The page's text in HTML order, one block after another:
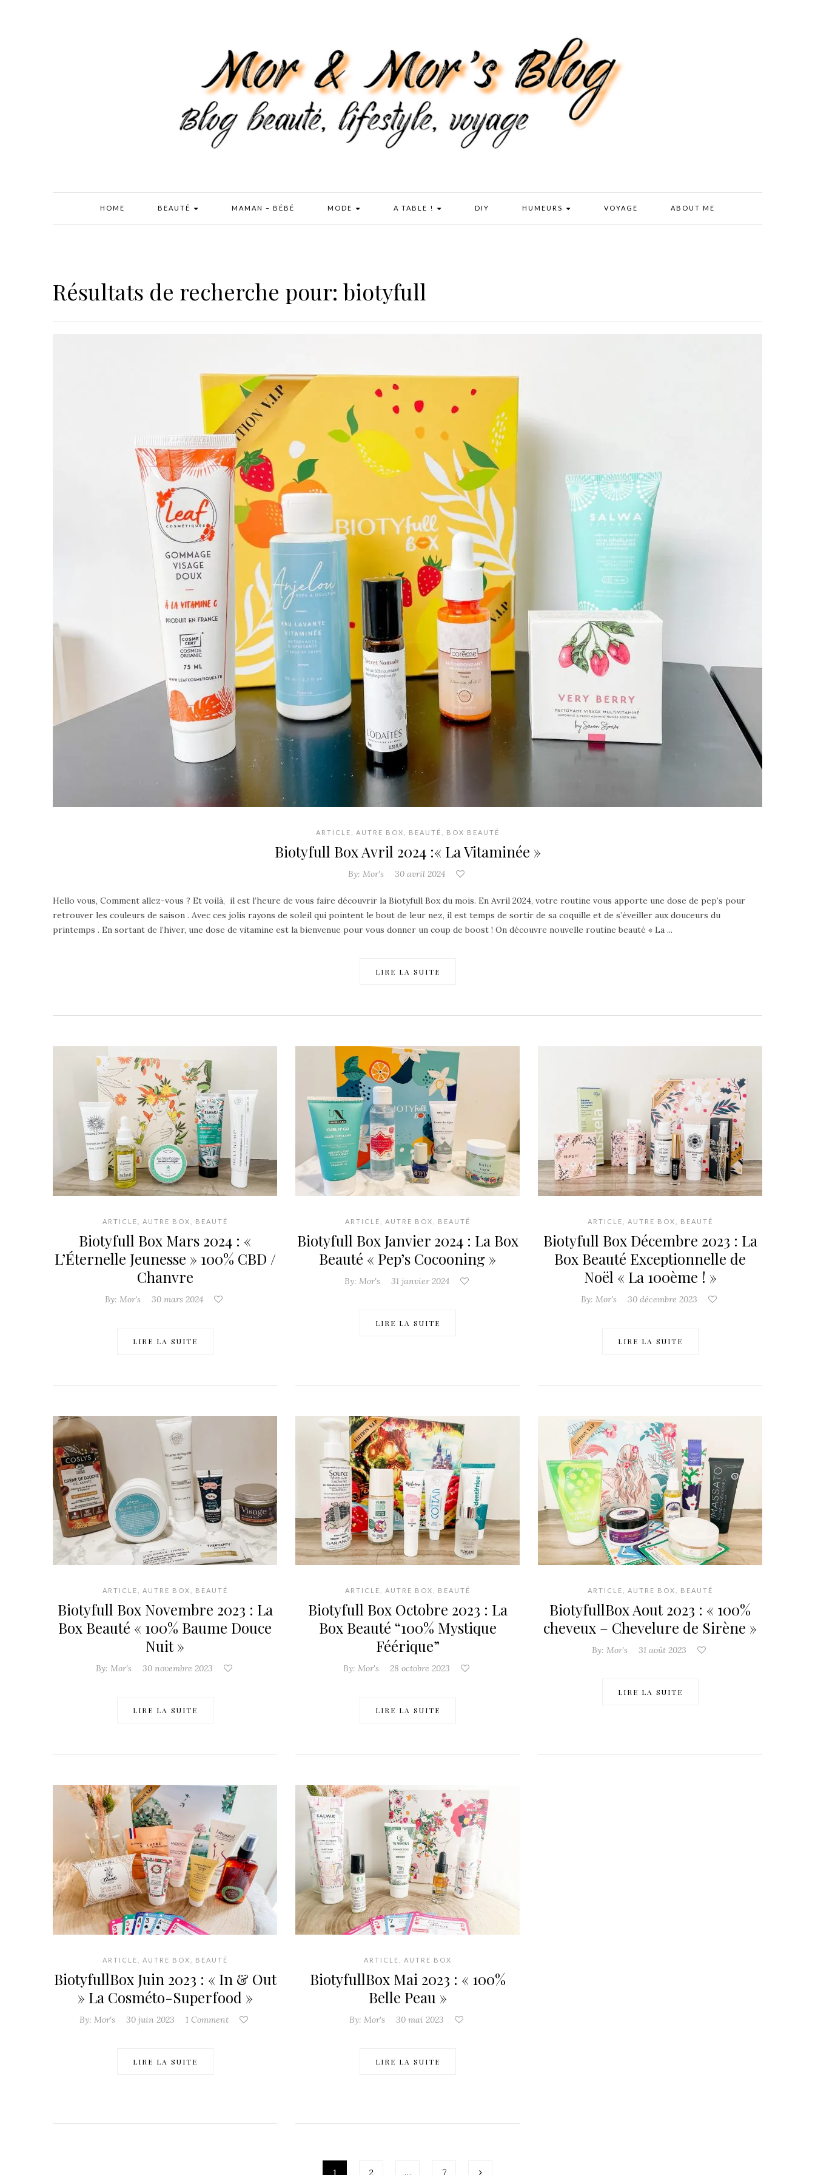
HOME BEAUTÉ MAMAN – BÉBÉ MODE A TABLE ! DIY HUMEURS VOYAGE ABOUT ME
Résultats de recherche pour: biotyfull
ARTICLE AUTRE BOX BEAUTÉ BOX BEAUTÉ
Biotyfull Box Avril 2024 :« La Vitaminée »
By: Mor's 30 avril 2024
Hello vous, Comment allez-vous ? Et voilà, il est l’heure de vous faire découvrir la Biotyfull Box du mois. En Avril 2024, votre routine vous apporte une dose de pep’s pour
retrouver les couleurs de saison . Avec ces jolis rayons de soleil qui pointent le bout de leur nez, il est temps de sortir de sa coquille et de s’éveiller aux douceurs du
printemps . En sortant de l’hiver, une dose de vitamine est la bienvenue pour vous donner un coup de boost ! On découvre nouvelle routine beauté « La ...
LIRE LA SUITE
ARTICLE AUTRE BOX BEAUTÉ
Biotyfull Box Mars 2024 : «
L’Éternelle Jeunesse » 100% CBD /
Chanvre
By: Mor's 30 mars 2024
LIRE LA SUITE
ARTICLE AUTRE BOX BEAUTÉ
Biotyfull Box Janvier 2024 : La Box
Beauté « Pep’s Cocooning »
By: Mor's 31 janvier 2024
LIRE LA SUITE
ARTICLE AUTRE BOX BEAUTÉ
Biotyfull Box Décembre 2023 : La
Box Beauté Exceptionnelle de
Noël « La 100ème ! »
By: Mor's 30 décembre 2023
LIRE LA SUITE
ARTICLE AUTRE BOX BEAUTÉ
Biotyfull Box Novembre 2023 : La
Box Beauté « 100% Baume Douce
Nuit »
By: Mor's 30 novembre 2023
LIRE LA SUITE
ARTICLE AUTRE BOX BEAUTÉ
Biotyfull Box Octobre 2023 : La
Box Beauté “100% Mystique
Féérique”
By: Mor's 28 octobre 2023
LIRE LA SUITE
ARTICLE AUTRE BOX BEAUTÉ
BiotyfullBox Aout 2023 : « 100%
cheveux – Chevelure de Sirène »
By: Mor's 31 août 2023
LIRE LA SUITE
ARTICLE AUTRE BOX BEAUTÉ
BiotyfullBox Juin 2023 : « In & Out
» La Cosméto-Superfood »
By: Mor's 30 juin 2023 1 Comment
LIRE LA SUITE
ARTICLE AUTRE BOX
BiotyfullBox Mai 2023 : « 100%
Belle Peau »
By: Mor's 30 mai 2023
LIRE LA SUITE
1 2 … 7